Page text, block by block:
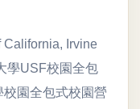
California, Irvine
學USF校園全包
園全包式校園營